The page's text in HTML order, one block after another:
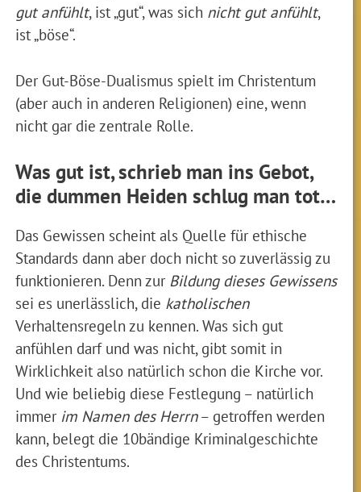
gut anfühlt, ist „gut“, was sich nicht gut anfühlt,
ist „böse“.
Der Gut-Böse-Dualismus spielt im Christentum
(aber auch in anderen Religionen) eine, wenn
nicht gar die zentrale Rolle.
Was gut ist, schrieb man ins Gebot,
die dummen Heiden schlug man tot…
Das Gewissen scheint als Quelle für ethische
Standards dann aber doch nicht so zuverlässig zu
funktionieren. Denn zur Bildung dieses Gewissens
sei es unerlässlich, die katholischen
Verhaltensregeln zu kennen. Was sich gut
anfühlen darf und was nicht, gibt somit in
Wirklichkeit also natürlich schon die Kirche vor.
Und wie beliebig diese Festlegung – natürlich
immer im Namen des Herrn– getroffen werden
kann, belegt die 10bändige Kriminalgeschichte
des Christentums.